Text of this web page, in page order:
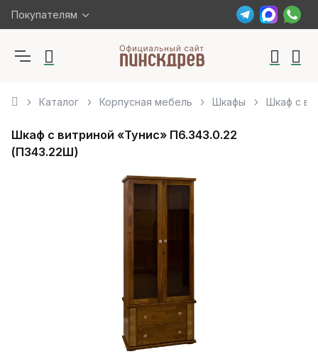
Покупателям
Каталог Корпусная мебель Шкафы Шкаф с
Шкаф с витриной «Тунис» П6.343.0.22
(П343.22Ш)